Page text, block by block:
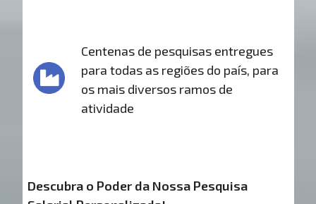
Centenas de pesquisas entregues
para todas as regiões do país, para
os mais diversos ramos de
atividade
Descubra o Poder da Nossa Pesquisa